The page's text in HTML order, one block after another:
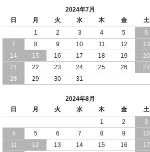
全長190cm ショート丈 コンパクト 大容
量 収納力 の 跳ね上げ （ リフトアップ
） 式 ベッド 横開き 日本製
2024/05/27
日本製 大容量 収納 跳ね上げ式 リフト
アップ 横開き ヘッドボードレス ベッド
組立設置サービス付
2024/05/21
日本製 大容量 収納 跳ね上げ式 リフト
組立設置付
日本製 大容量 収納 跳ね上げ式 （ リフ
トアップ ） ベッド 横開き ヘッドボー
ド 組立設置 付き
2024年7月
日
月 火 水 木 金
土
1
2 3 4 5
6
7
8 9 10 11 12
13
14
15 16 17 18 19
20
21
22 23 24 25 26
27
28
29 30 31
2024年8月
日
月 火 水 木 金
土
1
2
3
4
5 6 7 8 9
10
11
12 13 14 15 16
17